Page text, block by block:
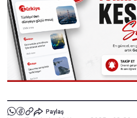
Paylaş